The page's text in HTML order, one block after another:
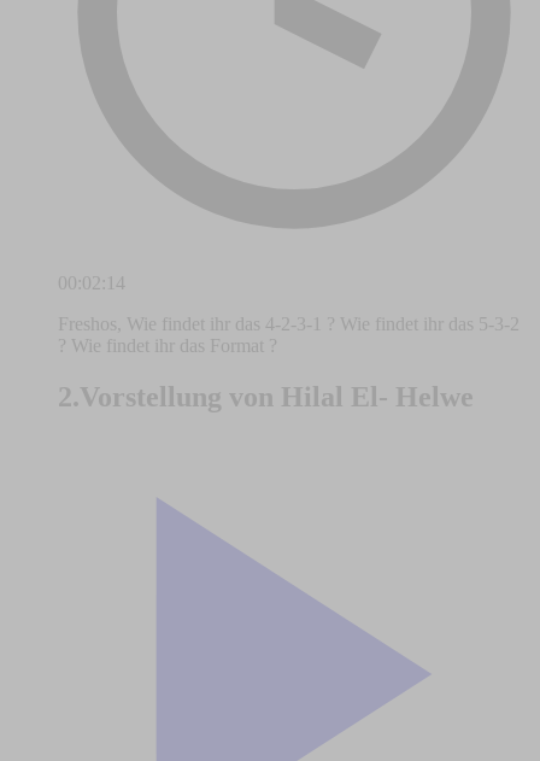
00:02:14
Freshos, Wie findet ihr das 4-2-3-1 ? Wie findet ihr das 5-3-2
? Wie findet ihr das Format ?
2.Vorstellung von Hilal El- Helwe